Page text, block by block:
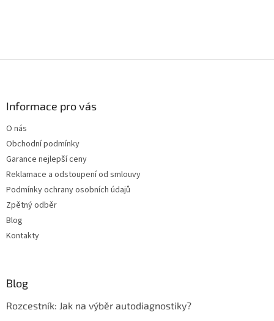
Informace pro vás
O nás
Obchodní podmínky
Garance nejlepší ceny
Reklamace a odstoupení od smlouvy
Podmínky ochrany osobních údajů
Zpětný odběr
Blog
Kontakty
Blog
Rozcestník: Jak na výběr autodiagnostiky?